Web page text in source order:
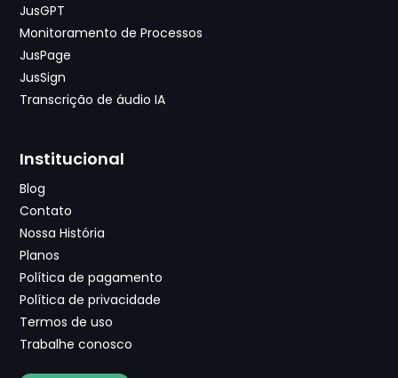
JusGPT
Monitoramento de Processos
JusPage
JusSign
Transcrição de áudio IA
Institucional
Blog
Contato
Nossa História
Planos
Política de pagamento
Política de privacidade
Termos de uso
Trabalhe conosco